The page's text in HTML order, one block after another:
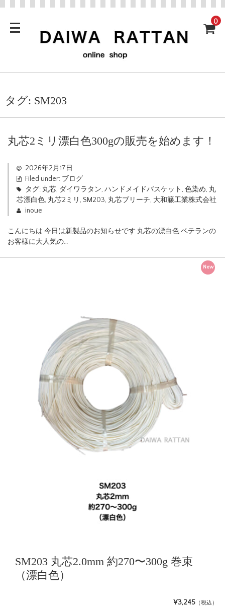
0
タグ: SM203
丸芯2ミリ漂白色300gの販売を始めます！
2026年2月17日
Filed under: ブログ
タグ:丸芯, ダイワラタン, ハンドメイドバスケット , 色染め, 丸
芯漂白色, 丸芯2ミリ , SM203, 丸芯ブリーチ, 大和籘工業株式会社
inoue
こんにちは 今日は新製品のお知らせです 丸芯の漂白色 ベテランの
お客様に大人気の…
New
SM203 丸芯2.0mm 約270〜300g 巻束
（漂白色）
¥3,245 （税込）